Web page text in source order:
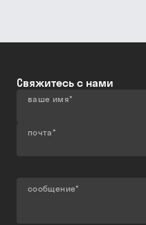
Свяжитесь с нами
ваше имя*
почта*
сообщение*